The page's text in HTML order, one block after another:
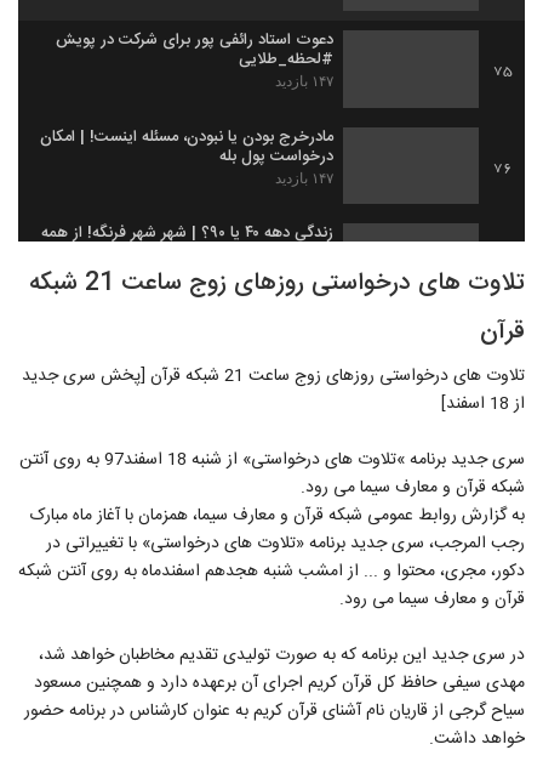
75
دعوت استاد رائفی پور برای شرکت در پویش
#لحظه_طلایی
۱۴۷ بازدید
76
مادرخرج بودن یا نبودن، مسئله اینست! | امکان
درخواست پول بله
۱۴۷ بازدید
زندگی دهه ۴۰ یا ۹۰؟ | شهر شهر فرنگه! از همه
۱۶۷ بازدید
۱۸۹ بازدید
79 تحصیل در حوزه های علمیه
۲۱۶ بازدید
80
امت ما یک کتاب دارد
۲۲۲ بازدید
81
۱۷۱ بازدید
82
دعوت به تحصیل در مدرسه علمیه
تلاوت های درخواستی روزهای زوج ساعت 21 شبکه
قرآن
تلاوت های درخواستی روزهای زوج ساعت 21 شبکه قرآن [پخش سری جدید
از 18 اسفند]
سری جدید برنامه »تلاوت های درخواستی» از شنبه 18 اسفند97 به روی آنتن
شبکه قرآن و معارف سیما می رود.
به گزارش روابط عمومی شبکه قرآن و معارف سیما، همزمان با آغاز ماه مبارک
رجب المرجب، سری جدید برنامه «تلاوت های درخواستی» با تغییراتی در
دکور، مجری، محتوا و ... از امشب شنبه هجدهم اسفندماه به روی آنتن شبکه
قرآن و معارف سیما می رود.
در سری جدید این برنامه که به صورت تولیدی تقدیم مخاطبان خواهد شد،
مهدی سیفی حافظ کل قرآن کریم اجرای آن برعهده دارد و همچنین مسعود
سیاح گرجی از قاریان نام آشنای قرآن کریم به عنوان کارشناس در برنامه حضور
خواهد داشت.